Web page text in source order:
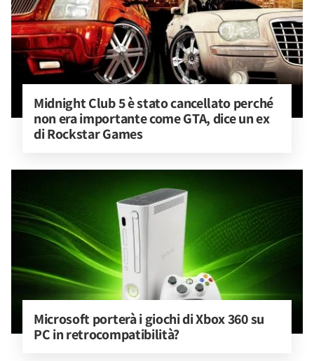
Midnight Club 5 è stato cancellato perché
non era importante come GTA, dice un ex
di Rockstar Games
Microsoft porterà i giochi di Xbox 360 su
PC in retrocompatibilità?